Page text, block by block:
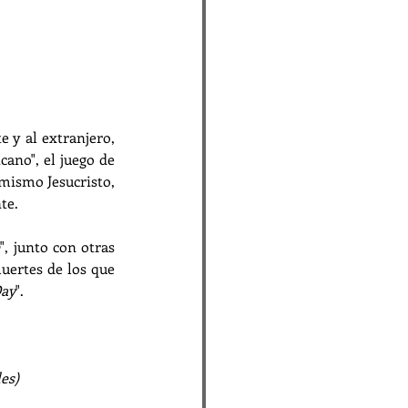
y al extranjero,
el juego de
Jesucristo,
", junto con otras
de los que
".